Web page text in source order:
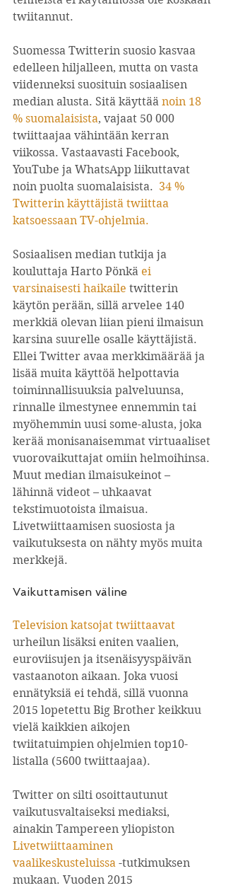
twiitannut.
Suomessa Twitterin suosio kasvaa
edelleen hiljalleen, mutta on vasta
viidenneksi suosituin sosiaalisen
median alusta. Sitä käyttää noin 18
% suomalaisista, vajaat 50 000
twiittaajaa vähintään kerran
viikossa. Vastaavasti Facebook,
YouTube ja WhatsApp liikuttavat
noin puolta suomalaisista. 34 %
Twitterin käyttäjistä twiittaa
katsoessaan TV-ohjelmia.
Sosiaalisen median tutkija ja
kouluttaja Harto Pönkä ei
varsinaisesti haikaile twitterin
käytön perään, sillä arvelee 140
merkkiä olevan liian pieni ilmaisun
karsina suurelle osalle käyttäjistä.
Ellei Twitter avaa merkkimäärää ja
lisää muita käyttöä helpottavia
toiminnallisuuksia palveluunsa,
rinnalle ilmestynee ennemmin tai
myöhemmin uusi some-alusta, joka
kerää monisanaisemmat virtuaaliset
vuorovaikuttajat omiin helmoihinsa.
Muut median ilmaisukeinot –
lähinnä videot – uhkaavat
tekstimuotoista ilmaisua.
Livetwiittaamisen suosiosta ja
vaikutuksesta on nähty myös muita
merkkejä.
Vaikuttamisen väline
Television katsojat twiittaavat
urheilun lisäksi eniten vaalien,
euroviisujen ja itsenäisyyspäivän
vastaanoton aikaan. Joka vuosi
ennätyksiä ei tehdä, sillä vuonna
2015 lopetettu Big Brother keikkuu
vielä kaikkien aikojen
twiitatuimpien ohjelmien top10-
listalla (5600 twiittaajaa).
Twitter on silti osoittautunut
vaikutusvaltaiseksi mediaksi,
ainakin Tampereen yliopiston
Livetwiittaaminen
vaalikeskusteluissa -tutkimuksen
mukaan. Vuoden 2015